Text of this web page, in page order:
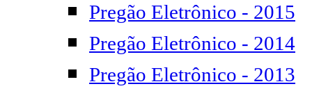
Pregão Eletrônico - 2015
Pregão Eletrônico - 2014
Pregão Eletrônico - 2013